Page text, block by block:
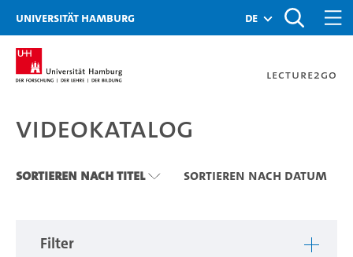
Zu den Filtern
Zur Metanavigation
Zur Hauptnavigation
Zur Suche
Zum Inhalt
Zum Seitenfuss
Universität Hamburg de
Lecture2Go
Videokatalog
Videokatalog
Sortieren nach Titel Sortieren nach Datum
Filter